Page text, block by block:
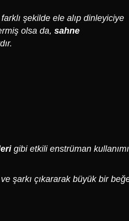
şekilde ele alıp dinleyiciye
olsa da, sahne
gibi etkili enstrüman
şarkı çıkararak büyük bir